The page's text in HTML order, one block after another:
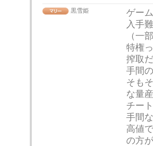
黒雪姫
ゲー
入手
（一
特権
搾取
手間
そも
な量
チー
手間
高値
の方